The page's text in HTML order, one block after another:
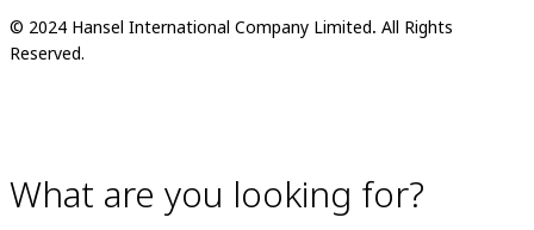
© 2024 Hansel International Company Limited. All Rights
Reserved.
What are you looking for?